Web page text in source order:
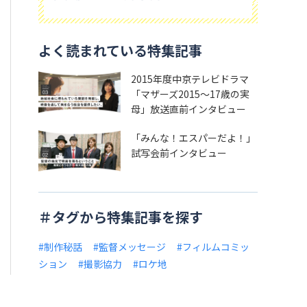
よく読まれている特集記事
2015年度中京テレビドラマ
「マザーズ2015～17歳の実
母」放送直前インタビュー
「みんな！エスパーだよ！」
試写会前インタビュー
＃タグから特集記事を探す
#制作秘話 #監督メッセージ
#フィルムコミッ
ション
#撮影協力 #ロケ地